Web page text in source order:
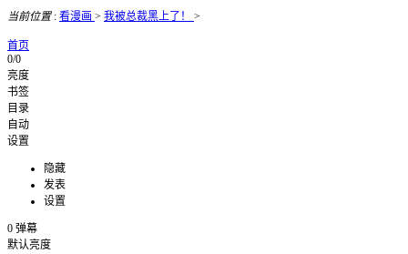
当前位置: 看漫画 > 我被总裁黑上了！ >
首页
0/0
亮度
书签
目录
自动
设置
隐藏
发表
设置
0 弹幕
默认亮度